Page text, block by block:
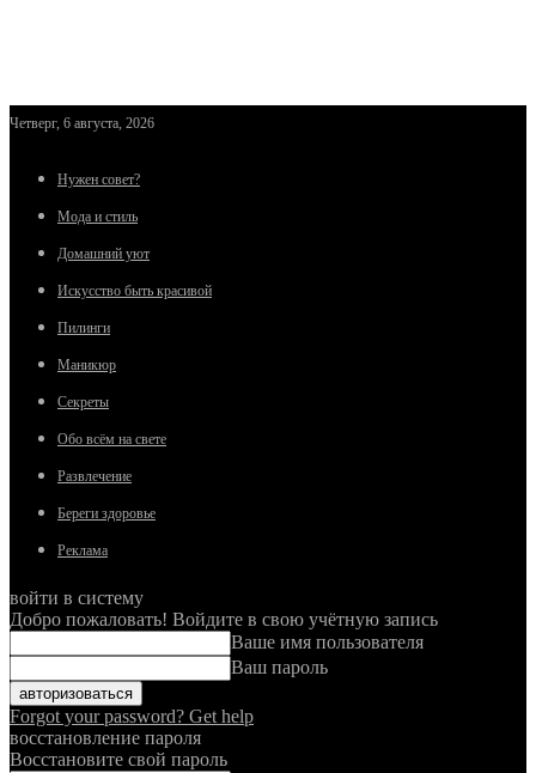
Четверг, 6 августа, 2026
Нужен совет?
Мода и стиль
Домашний уют
Искусство быть красивой
Пилинги
Маникюр
Секреты
Обо всём на свете
Развлечение
Береги здоровье
Реклама
войти в систему
Добро пожаловать! Войдите в свою учётную запись
Ваше имя пользователя
Ваш пароль
Forgot your password? Get help
восстановление пароля
Восстановите свой пароль